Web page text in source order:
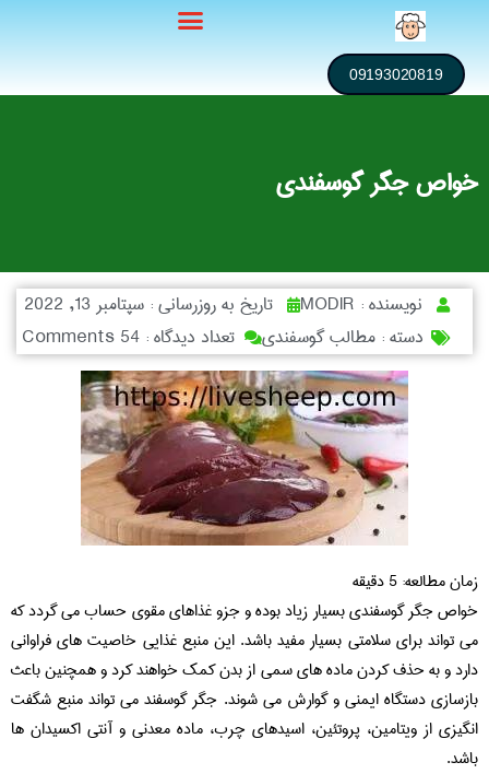
09193020819
خواص جگر گوسفندی
نویسنده : تاریخ به روزرسانی :سپتامبر 13, 2022
دسته : مطالب گوسفندی تعداد دیدگاه : 54 Comments
زمان مطالعه:5دقیقه
خواص جگر گوسفندی بسیار زیاد بوده و جزو غذاهای مقوی حساب می گردد که
می تواند برای سلامتی بسیار مفید باشد. این منبع غذایی خاصیت های فراوانی
دارد و به حذف کردن ماده های سمی از بدن کمک خواهند کرد و همچنین باعث
بازسازی دستگاه ایمنی و گوارش می شوند. جگر گوسفند می تواند منبع شگفت
انگیزی از ویتامین، پروتئین، اسیدهای چرب، ماده معدنی و آنتی اکسیدان ها
باشد.